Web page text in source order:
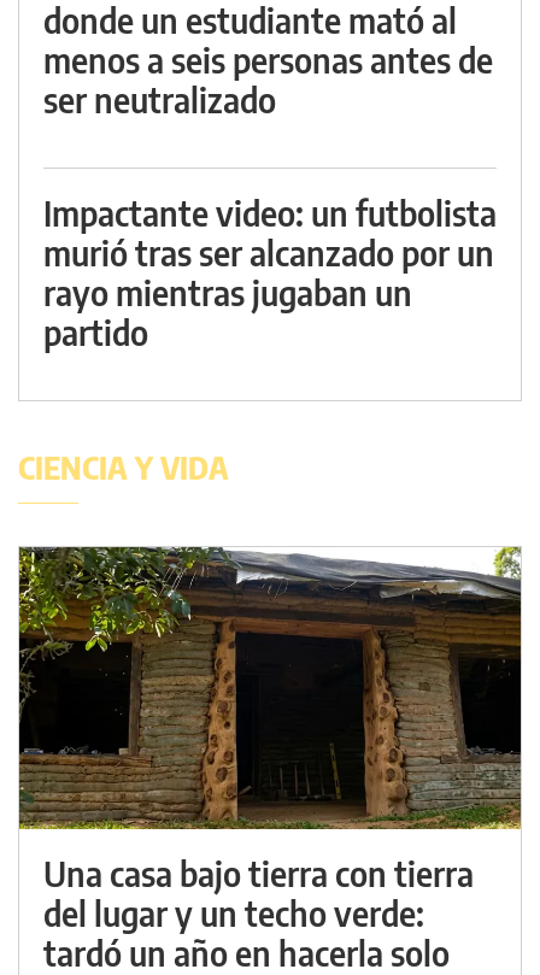
donde un estudiante mató al
menos a seis personas antes de
ser neutralizado
Impactante video: un futbolista
murió tras ser alcanzado por un
rayo mientras jugaban un
partido
CIENCIA Y VIDA
Una casa bajo tierra con tierra
del lugar y un techo verde:
tardó un año en hacerla solo